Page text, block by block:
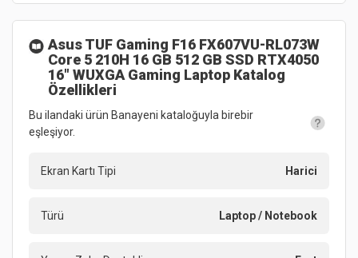
Asus TUF Gaming F16 FX607VU-RL073W
Core 5 210H 16 GB 512 GB SSD RTX4050
16" WUXGA Gaming Laptop Katalog
Özellikleri
Bu ilandaki ürün Banayeni kataloğuyla birebir
eşleşiyor.
Ekran Kartı Tipi Harici
Türü Laptop / Notebook